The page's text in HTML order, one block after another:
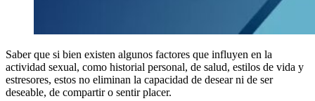
Saber que si bien existen algunos factores que influyen en la
actividad sexual, como historial personal, de salud, estilos de vida y
estresores, estos no eliminan la capacidad de desear ni de ser
deseable, de compartir o sentir placer.